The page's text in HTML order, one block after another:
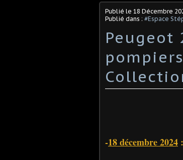
Publié le 18 Décembre
Publié dans : #Espace
Peugeot
-18 décembre 2024 :